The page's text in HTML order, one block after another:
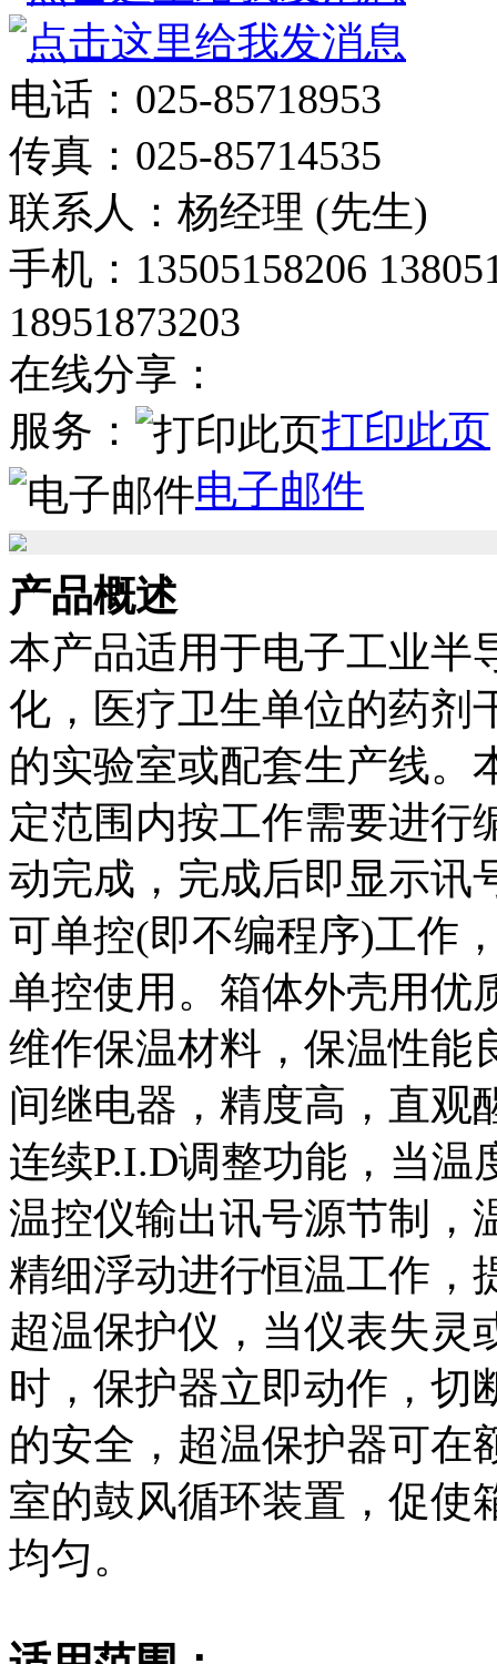
电话：025-85718953
传真：025-85714535
联系人：杨经理 (先生)
手机：13505158206
18951873203
在线分享：
服务：
打印此页
电子邮件
产品概述
本产品适用于电子工业半
化，医疗卫生单位的药剂
的实验室或配套生产线。
定范围内按工作需要进行
动完成，完成后即显示讯
可单控(即不编程序)工作
单控使用。箱体外壳用优
维作保温材料，保温性能
间继电器，精度高，直观
连续P.I.D调整功能，当
温控仪输出讯号源节制，
精细浮动进行恒温工作，
超温保护仪，当仪表失灵
时，保护器立即动作，切
的安全，超温保护器可在
室的鼓风循环装置，促使
均匀。